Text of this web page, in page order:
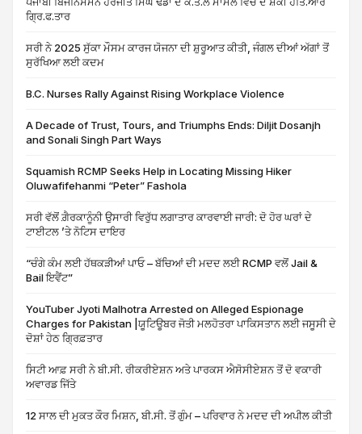
ਗ੍ਰਿ.ਫ.ਤਾਰ
ਸਰੀ ਨੇ 2025 ਸੁੱਕਾ ਮੌਸਮ ਕਾਰਜ ਯੋਜਨਾ ਦੀ ਸ਼ੁਰੂਆਤ ਕੀਤੀ, ਜੰਗਲ ਦੀਆਂ ਅੱਗਾਂ ਤੋਂ
ਸੁਰੱਖਿਆ ਲਈ ਕਦਮ
B.C. Nurses Rally Against Rising Workplace Violence
A Decade of Trust, Tours, and Triumphs Ends: Diljit Dosanjh
and Sonali Singh Part Ways
Squamish RCMP Seeks Help in Locating Missing Hiker
Oluwafifehanmi “Peter” Fashola
ਸਰੀ ਵੱਲੋਂ ਗ਼ੈਰਕਾਨੂੰਨੀ ਉਸਾਰੀ ਵਿਰੁੱਧ ਲਗਾਤਾਰ ਕਾਰਵਾਈ ਜਾਰੀ: ਦੋ ਹੋਰ ਘਰਾਂ ਦੇ
ਟਾਈਟਲ ’ਤੇ ਨੋਟਿਸ ਦਾਇਰ
“ਚੰਗੇ ਕੰਮ ਲਈ ਹੱਥਕੜੀਆਂ ਪਾਓ – ਬੱਚਿਆਂ ਦੀ ਮਦਦ ਲਈ RCMP ਵਲੋਂ Jail &
Bail ਇਵੈਂਟ”
YouTuber Jyoti Malhotra Arrested on Alleged Espionage
Charges for Pakistan |ਯੂਟਿਊਬਰ ਜੋਤੀ ਮਲਹੋਤਰਾ ਪਾਕਿਸਤਾਨ ਲਈ ਜਸੂਸੀ ਦੇ
ਦੋਸ਼ਾਂ ਹੇਠ ਗ੍ਰਿਫ਼ਤਾਰ
ਸਿਟੀ ਆਫ਼ ਸਰੀ ਨੇ ਬੀ.ਸੀ. ਰੀਕਰੀਏਸ਼ਨ ਅਤੇ ਪਾਰਕਸ ਐਸੋਸੀਏਸ਼ਨ ਤੋਂ ਦੋ ਵਕਾਰੀ
ਅਵਾਰਡ ਜਿੱਤੇ
12 ਸਾਲ ਦੀ ਮੁਕਤ ਕੌਰ ਮਿਸ਼ਨ, ਬੀ.ਸੀ. ਤੋਂ ਗੁੰਮ – ਪਰਿਵਾਰ ਨੇ ਮਦਦ ਦੀ ਅਪੀਲ ਕੀਤੀ